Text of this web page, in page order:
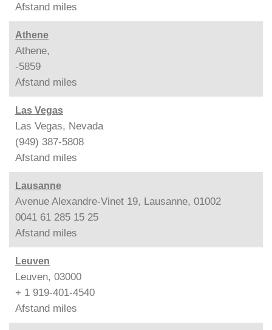
Afstand miles
Athene
Athene,
-5859
Afstand miles
Las Vegas
Las Vegas, Nevada
(949) 387-5808
Afstand miles
Lausanne
Avenue Alexandre-Vinet 19, Lausanne, 01002
0041 61 285 15 25
Afstand miles
Leuven
Leuven, 03000
+ 1 919-401-4540
Afstand miles